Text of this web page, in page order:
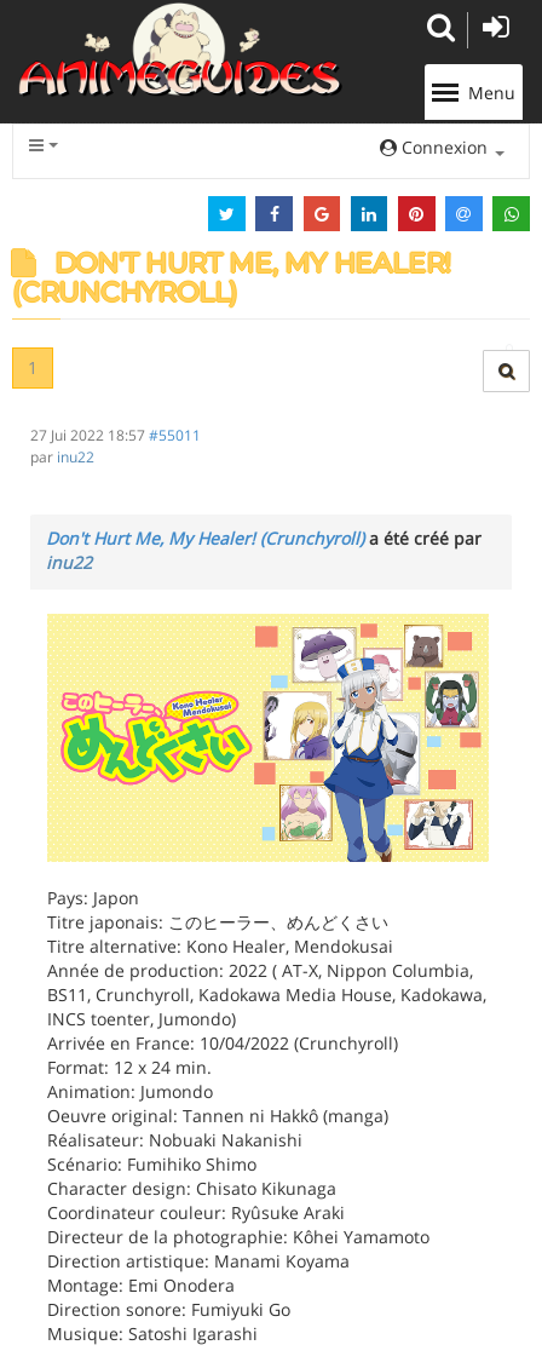
Menu
Connexion
DON'T HURT ME, MY HEALER!
(CRUNCHYROLL)
1
27 Jui 2022 18:57 #55011
par inu22
Don't Hurt Me, My Healer! (Crunchyroll)a été créé par
inu22
Pays: Japon
Titre japonais: このヒーラー、めんどくさい
Titre alternative: Kono Healer, Mendokusai
Année de production: 2022 ( AT-X, Nippon Columbia,
BS11, Crunchyroll, Kadokawa Media House, Kadokawa,
INCS toenter, Jumondo)
Arrivée en France: 10/04/2022 (Crunchyroll)
Format: 12 x 24 min.
Animation: Jumondo
Oeuvre original: Tannen ni Hakkô (manga)
Réalisateur: Nobuaki Nakanishi
Scénario: Fumihiko Shimo
Character design: Chisato Kikunaga
Coordinateur couleur: Ryûsuke Araki
Directeur de la photographie: Kôhei Yamamoto
Direction artistique: Manami Koyama
Montage: Emi Onodera
Direction sonore: Fumiyuki Go
Musique: Satoshi Igarashi
Panneau de gestion des cookies